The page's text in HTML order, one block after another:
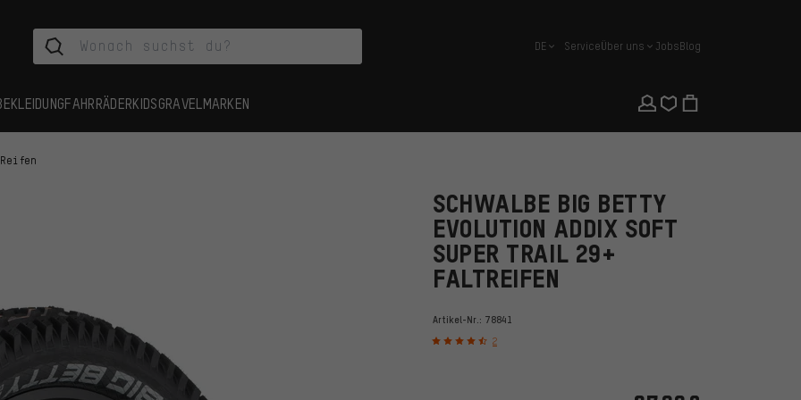
Deutsch
DE ServiceÜber uns JobsBlog
FAHRRÄDERKIDSGRAVEL MARKEN
SCHWALBE BIG BETTY
EVOLUTION ADDIX SOFT
SUPER TRAIL 29+
FALTREIFEN
Artikel-Nr.: 78841
2